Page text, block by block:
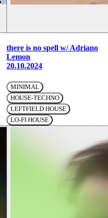
there is no spell w/ Adriano
Lemon
20.10.2024
MINIMAL
HOUSE-TECHNO
LEFTFIELD HOUSE
LO-FI HOUSE